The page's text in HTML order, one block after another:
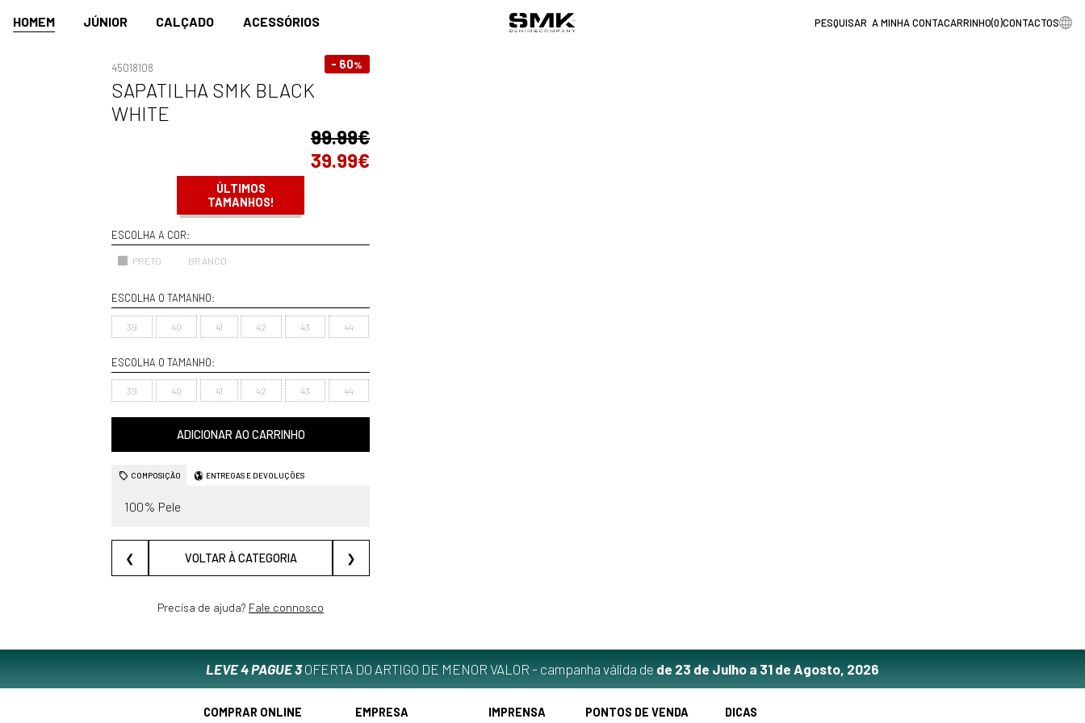
HOMEM JÚNIOR CALÇADO ACESSÓRIOS A MINHA CONTACARRINHO(0)CONTACTOS
- 60%
45018108
SAPATILHA SMK BLACK
WHITE
99.99€
39.99€
ÚLTIMOS
TAMANHOS!
ESCOLHA A COR:
PRETO BRANCO
ESCOLHA O TAMANHO:
39 40 41 42 43 44
ESCOLHA O TAMANHO:
39 40 41 42 43 44
ADICIONAR AO CARRINHO
COMPOSIÇÃO ENTREGAS E DEVOLUÇÕES
100% Pele
❮ VOLTAR À CATEGORIA ❯
Precisa de ajuda? Fale connosco
LEVE 4 PAGUE 3OFERTA DO ARTIGO DE MENOR VALOR - campanha válida de de 23 de Julho a 31 de Agosto, 2026
COMPRAR ONLINE EMPRESA IMPRENSA PONTOS DE VENDA DICAS